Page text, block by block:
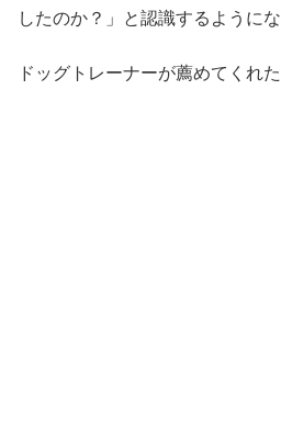
したのか？」と認識するようにな
ドッグトレーナーが薦めてくれ